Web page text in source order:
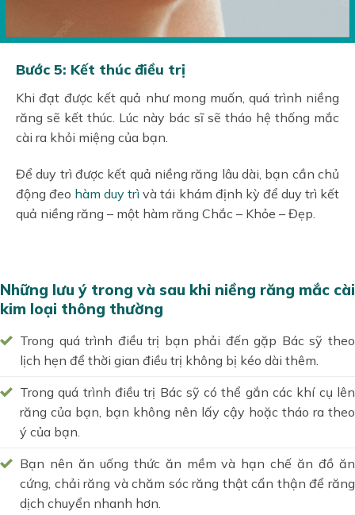
Bước 5: Kết thúc điều trị
Khi đạt được kết quả như mong muốn, quá trình niềng
răng sẽ kết thúc. Lúc này bác sĩ sẽ tháo hệ thống mắc
cài ra khỏi miệng của bạn.
Để duy trì được kết quả niềng răng lâu dài, bạn cần chủ
động đeo hàm duy trì và tái khám định kỳ để duy trì kết
quả niềng răng – một hàm răng Chắc – Khỏe – Đẹp.
Những lưu ý trong và sau khi niềng răng mắc cài
kim loại thông thường
Trong quá trình điều trị bạn phải đến gặp Bác sỹ theo
lịch hẹn để thời gian điều trị không bị kéo dài thêm.
Trong quá trình điều trị Bác sỹ có thể gắn các khí cụ lên
răng của bạn, bạn không nên lấy cậy hoặc tháo ra theo
ý của bạn.
Bạn nên ăn uống thức ăn mềm và hạn chế ăn đồ ăn
cứng, chải răng và chăm sóc răng thật cẩn thận để răng
dịch chuyển nhanh hơn.